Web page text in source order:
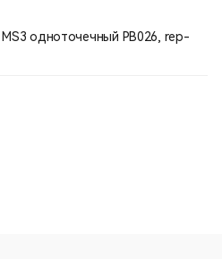
одноточечный PB026, rep-